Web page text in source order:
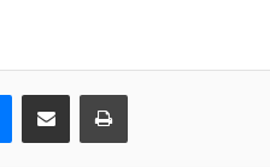
MessengerCompartir via correo electrónicoImpresión